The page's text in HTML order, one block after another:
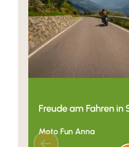
Freude am Fahren in
Moto Fun Anna